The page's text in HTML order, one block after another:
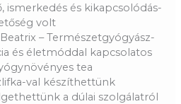
ismerkedés és kikapcsolódás-
volt
– Természetgyógyász-
és életmóddal kapcsolatos
tea
val készíthettünk
a dúlai szolgálatról